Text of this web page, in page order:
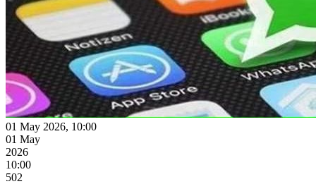
01 May 2026, 10:00
01 May
2026
10:00
502